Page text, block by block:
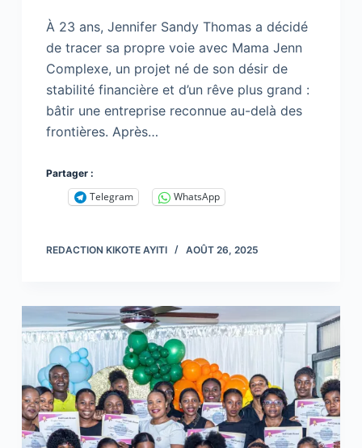
À 23 ans, Jennifer Sandy Thomas a décidé
de tracer sa propre voie avec Mama Jenn
Complexe, un projet né de son désir de
stabilité financière et d’un rêve plus grand :
bâtir une entreprise reconnue au-delà des
frontières. Après…
Partager :
Telegram WhatsApp
REDACTION KIKOTE AYITI AOÛT 26, 2025